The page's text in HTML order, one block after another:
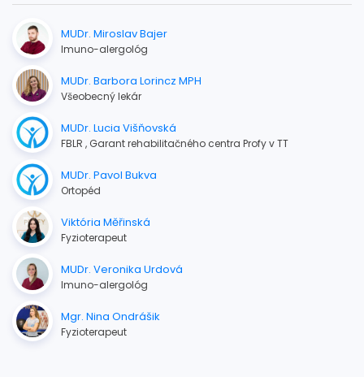
MUDr. Miroslav Bajer
Imuno-alergológ
MUDr. Barbora Lorincz MPH
Všeobecný lekár
MUDr. Lucia Višňovská
FBLR , Garant rehabilitačného centra Profy v TT
MUDr. Pavol Bukva
Ortopéd
Viktória Měřinská
Fyzioterapeut
MUDr. Veronika Urdová
Imuno-alergológ
Mgr. Nina Ondrášik
Fyzioterapeut